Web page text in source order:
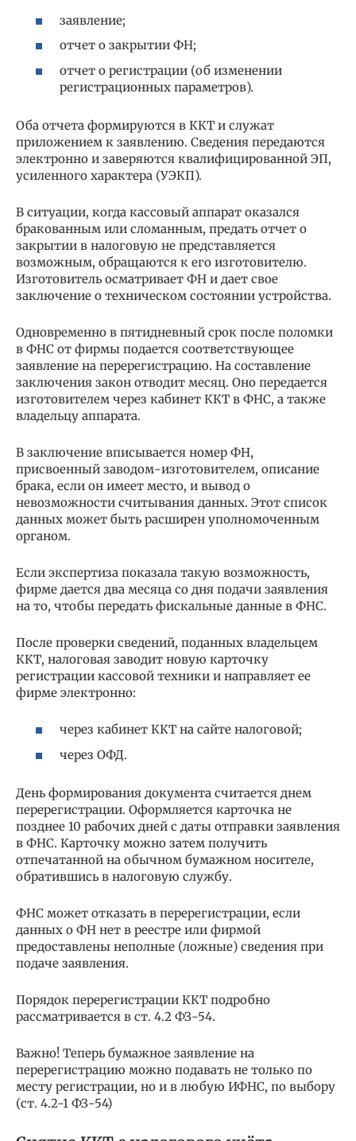
заявление;
отчет о закрытии ФН;
отчет о регистрации (об изменении
регистрационных параметров).
Оба отчета формируются в ККТ и служат
приложением к заявлению. Сведения передаются
электронно и заверяются квалифицированной ЭП,
усиленного характера (УЭКП).
В ситуации, когда кассовый аппарат оказался
бракованным или сломанным, предать отчет о
закрытии в налоговую не представляется
возможным, обращаются к его изготовителю.
Изготовитель осматривает ФН и дает свое
заключение о техническом состоянии устройства.
Одновременно в пятидневный срок после поломки
в ФНС от фирмы подается соответствующее
заявление на перерегистрацию. На составление
заключения закон отводит месяц. Оно передается
изготовителем через кабинет ККТ в ФНС, а также
владельцу аппарата.
В заключение вписывается номер ФН,
присвоенный заводом-изготовителем, описание
брака, если он имеет место, и вывод о
невозможности считывания данных. Этот список
данных может быть расширен уполномоченным
органом.
Если экспертиза показала такую возможность,
фирме дается два месяца со дня подачи заявления
на то, чтобы передать фискальные данные в ФНС.
После проверки сведений, поданных владельцем
ККТ, налоговая заводит новую карточку
регистрации кассовой техники и направляет ее
фирме электронно:
через кабинет ККТ на сайте налоговой;
через ОФД.
День формирования документа считается днем
перерегистрации. Оформляется карточка не
позднее 10 рабочих дней с даты отправки заявления
в ФНС. Карточку можно затем получить
отпечатанной на обычном бумажном носителе,
обратившись в налоговую службу.
ФНС может отказать в перерегистрации, если
данных о ФН нет в реестре или фирмой
предоставлены неполные (ложные) сведения при
подаче заявления.
Порядок перерегистрации ККТ подробно
рассматривается в ст. 4.2 ФЗ-54.
Важно! Теперь бумажное заявление на
перерегистрацию можно подавать не только по
месту регистрации, но и в любую ИФНС, по выбору
(ст. 4.2-1 ФЗ-54)